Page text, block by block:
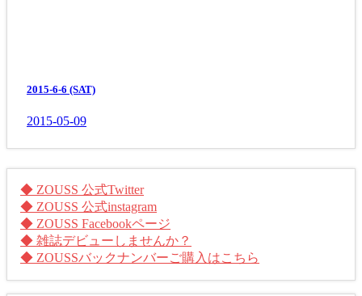
2015-6-6 (SAT)
2015-05-09
◆ ZOUSS 公式Twitter
◆ ZOUSS 公式instagram
◆ ZOUSS Facebookページ
◆ 雑誌デビューしませんか？
◆ ZOUSSバックナンバーご購入はこちら